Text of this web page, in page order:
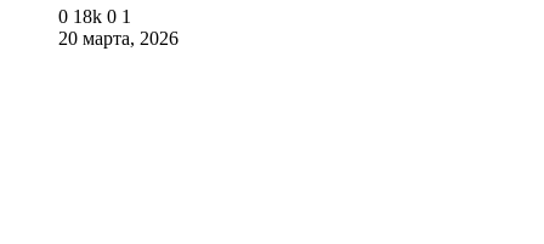
0 18k 0 1
20 марта, 2026